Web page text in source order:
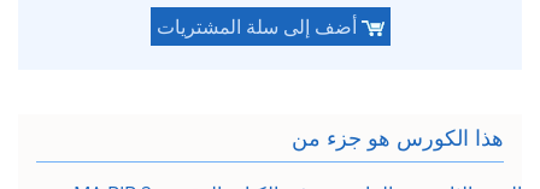
أضف إلى سلة المشتريات
هذا الكورس هو جزء من